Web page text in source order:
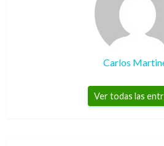
Carlos
Ver todas las